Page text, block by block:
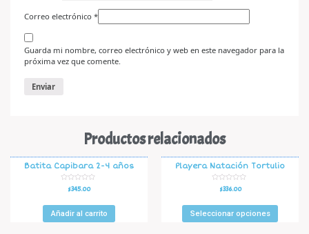
Correo electrónico *
Guarda mi nombre, correo electrónico y web en este navegador para la
próxima vez que comente.
Productos relacionados
Batita Capibara 2-4 años
o
r
a
d
$345.00
Añadir al carrito
Playera Natación Tortulio
o
r
a
d
$336.00
Seleccionar opciones